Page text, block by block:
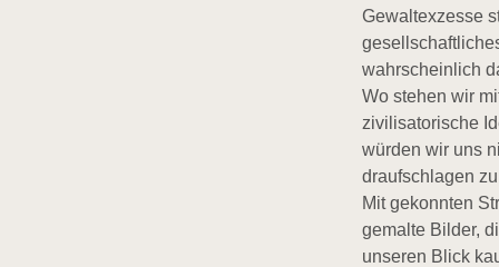
Gewaltexzesse
wahrscheinlich
Wo stehen wir
zivilisatorische
würden wir uns
draufschlagen
Mit gekonnten
gemalte Bilder,
unseren Blick